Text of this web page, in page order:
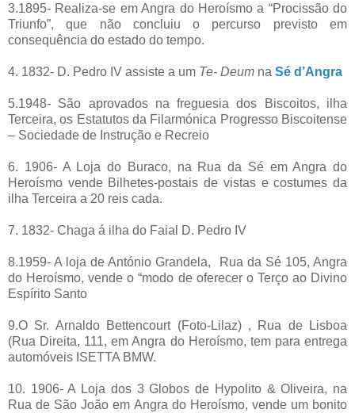
3.1895- Realiza-se em Angra do Heroísmo a “Procissão do
Triunfo”, que não concluiu o percurso previsto em
consequência do estado do tempo.
4. 1832- D. Pedro IV assiste a um Te- Deum na Sé d’Angra
5.1948- São aprovados na freguesia dos Biscoitos, ilha
Terceira, os Estatutos da Filarmónica Progresso Biscoitense
– Sociedade de Instrução e Recreio
6. 1906- A Loja do Buraco, na Rua da Sé em Angra do
Heroísmo vende Bilhetes-postais de vistas e costumes da
ilha Terceira a 20 reis cada.
7. 1832- Chaga á ilha do Faial D. Pedro IV
8.1959- A loja de António Grandela, Rua da Sé 105, Angra
do Heroísmo, vende o “modo de oferecer o Terço ao Divino
Espírito Santo
9.O Sr. Arnaldo Bettencourt (Foto-Lilaz) , Rua de Lisboa
(Rua Direita, 111, em Angra do Heroísmo, tem para entrega
automóveis ISETTA BMW.
10. 1906- A Loja dos 3 Globos de Hypolito & Oliveira, na
Rua de São João em Angra do Heroísmo, vende um bonito